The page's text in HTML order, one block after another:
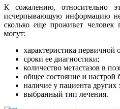
К сожалению, относительно
исчерпывающую информацию
сколько еще проживет человек
могут:
характеристика первичной
сроки ее диагностики;
количество метастазов в
общее состояние и настрой
наличие у пациента других
выбранный тип лечения.